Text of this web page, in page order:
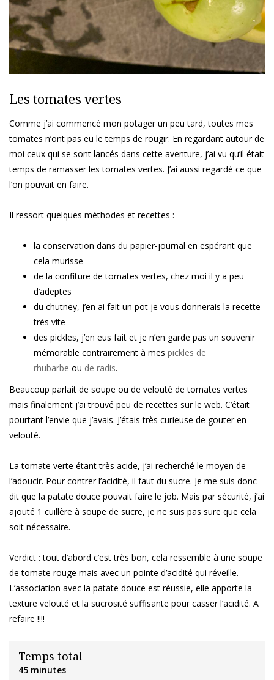
Les tomates vertes
Comme j’ai commencé mon potager un peu tard, toutes mes
tomates n’ont pas eu le temps de rougir. En regardant autour de
moi ceux qui se sont lancés dans cette aventure, j’ai vu qu’il était
temps de ramasser les tomates vertes. J’ai aussi regardé ce que
l’on pouvait en faire.
Il ressort quelques méthodes et recettes :
la conservation dans du papier-journal en espérant que
cela murisse
de la confiture de tomates vertes, chez moi il y a peu
d’adeptes
du chutney, j’en ai fait un pot je vous donnerais la recette
très vite
des pickles, j’en eus fait et je n’en garde pas un souvenir
mémorable contrairement à mes pickles de
rhubarbe ou de radis.
Beaucoup parlait de soupe ou de velouté de tomates vertes
mais finalement j’ai trouvé peu de recettes sur le web. C’était
pourtant l’envie que j’avais. J’étais très curieuse de gouter en
velouté.
La tomate verte étant très acide, j’ai recherché le moyen de
l’adoucir. Pour contrer l’acidité, il faut du sucre. Je me suis donc
dit que la patate douce pouvait faire le job. Mais par sécurité, j’ai
ajouté 1 cuillère à soupe de sucre, je ne suis pas sure que cela
soit nécessaire.
Verdict : tout d’abord c’est très bon, cela ressemble à une soupe
de tomate rouge mais avec un pointe d’acidité qui réveille.
L’association avec la patate douce est réussie, elle apporte la
texture velouté et la sucrosité suffisante pour casser l’acidité. A
refaire !!!!
Temps total
45 minutes